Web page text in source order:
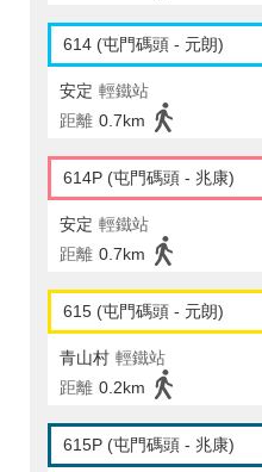
614 (屯門碼頭 - 元朗)
安定 輕鐵站
距離 0.7km
614P (屯門碼頭 - 兆康)
安定 輕鐵站
距離 0.7km
615 (屯門碼頭 - 元朗)
青山村 輕鐵站
距離 0.2km
615P (屯門碼頭 - 兆康)